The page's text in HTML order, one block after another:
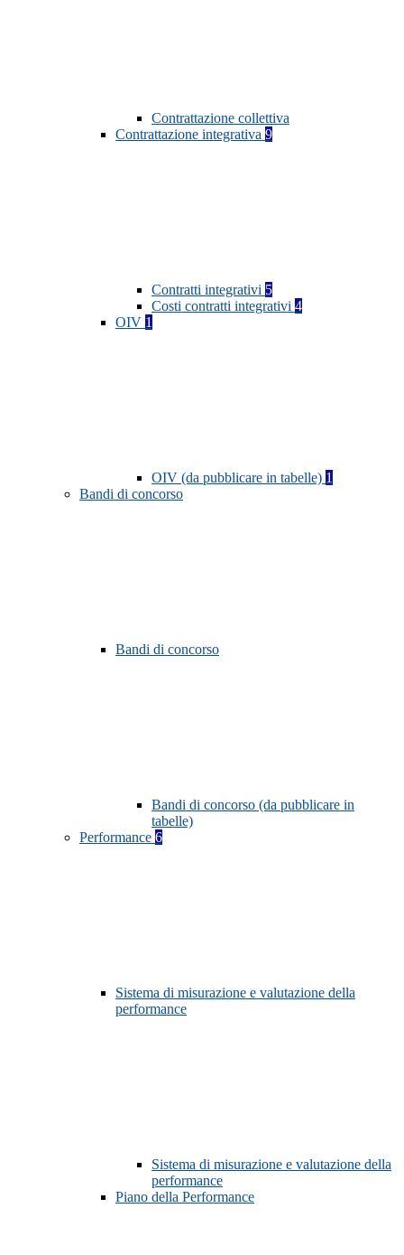
Contrattazione collettiva
Contrattazione integrativa 9
Contratti integrativi 5
Costi contratti integrativi 4
OIV 1
OIV (da pubblicare in tabelle) 1
Bandi di concorso
Bandi di concorso
Bandi di concorso (da pubblicare in
tabelle)
Performance 6
Sistema di misurazione e valutazione della
performance
Sistema di misurazione e valutazione della
performance
Piano della Performance